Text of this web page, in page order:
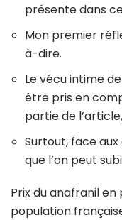
présente dans
Mon premier
à-dire.
Le vécu intime
être pris en
partie de
Surtout, face
que l’on peut
Prix du anafranil en
population